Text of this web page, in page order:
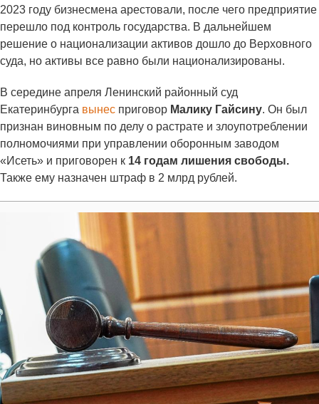
2023 году бизнесмена арестовали, после чего предприятие
перешло под контроль государства. В дальнейшем
решение о национализации активов дошло до Верховного
суда, но активы все равно были национализированы.
В середине апреля Ленинский районный суд
Екатеринбурга вынес приговор Малику Гайсину. Он был
признан виновным по делу о растрате и злоупотреблении
полномочиями при управлении оборонным заводом
«Исеть» и приговорен к 14 годам лишения свободы.
Также ему назначен штраф в 2 млрд рублей.